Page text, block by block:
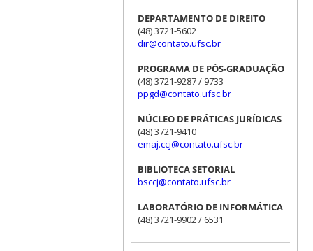
DEPARTAMENTO DE DIREITO
(48) 3721-5602
dir@contato.ufsc.br
PROGRAMA DE PÓS-GRADUAÇÃO
(48) 3721-9287 / 9733
ppgd@contato.ufsc.br
NÚCLEO DE PRÁTICAS JURÍDICAS
(48) 3721-9410
emaj.ccj@contato.ufsc.br
BIBLIOTECA SETORIAL
bsccj@contato.ufsc.br
LABORATÓRIO DE INFORMÁTICA
(48) 3721-9902 / 6531